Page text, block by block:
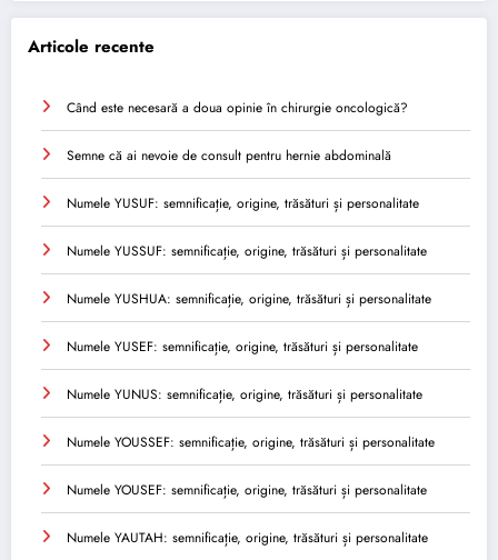
Articole recente
Când este necesară a doua opinie în chirurgie oncologică?
Semne că ai nevoie de consult pentru hernie abdominală
Numele YUSUF: semnificație, origine, trăsături și personalitate
Numele YUSSUF: semnificație, origine, trăsături și personalitate
Numele YUSHUA: semnificație, origine, trăsături și personalitate
Numele YUSEF: semnificație, origine, trăsături și personalitate
Numele YUNUS: semnificație, origine, trăsături și personalitate
Numele YOUSSEF: semnificație, origine, trăsături și personalitate
Numele YOUSEF: semnificație, origine, trăsături și personalitate
Numele YAUTAH: semnificație, origine, trăsături și personalitate